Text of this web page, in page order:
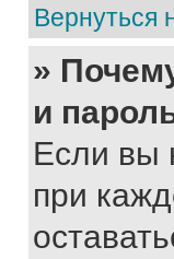
Вернуться
»
и
Если вы
при